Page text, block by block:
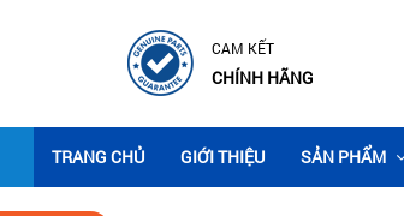
CAM KẾT
CHÍNH HÃNG
TRANG CHỦ GIỚI THIỆU SẢN PHẨM